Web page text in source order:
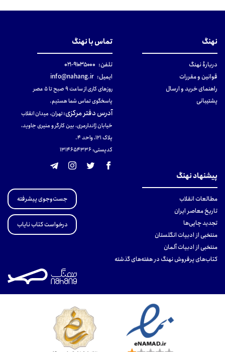
نهنگ
دربارهٔ نهنگ
قوانین و مقررات
راهنمای خرید و ارسال
پشتیبانی
تماس با نهنگ
تلفن: ۹۱۰۳۵۰۰۰-۰۲۱
ایمیل: info@nahang.ir
روزهای کاری از ساعت ۹ صبح تا ۵ عصر
پاسخگوی تماس شما هستیم.
آدرس دفتر مرکزی:تهران، میدان انقلاب
خیابان ژاندارمری، بین کارگر و منیری جاوید،
پلاک 121، واحد ۴.
کدپستی: 131465433۶
پیشنهاد نهنگ
مطالعات انقلاب
تاریخ معاصر ایران
تجدید چاپی‌ها
منتخبی از ادبیات انگلستان
منتخبی از ادبیات آلمان
کتاب‌های پرفروش نهنگ در هفته‌های گذشته
جست‌وجوی پیشرفته
درخواست کتاب نایاب